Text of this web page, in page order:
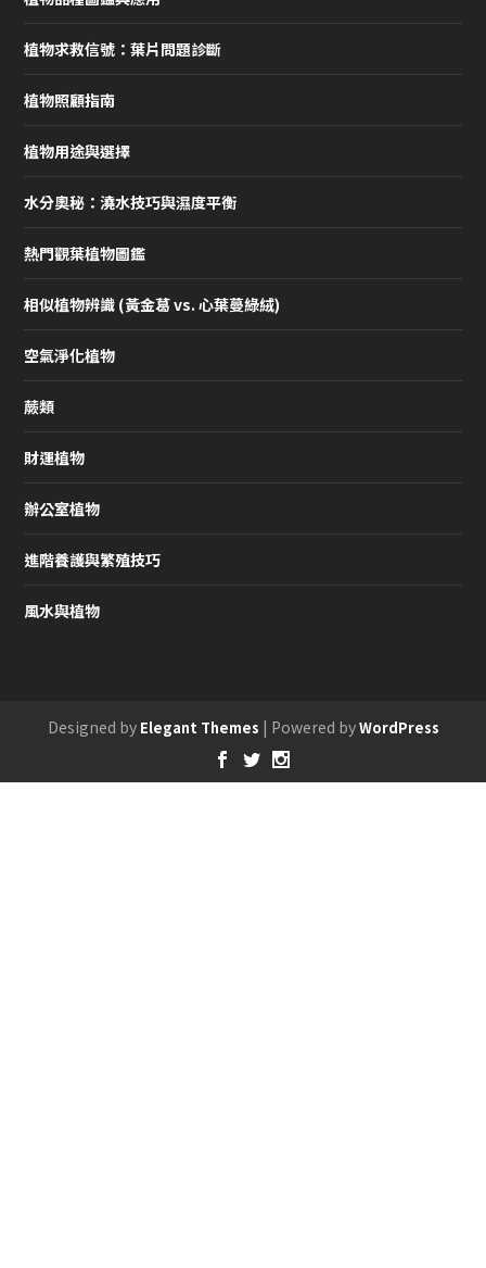
植物求救信號：葉片問題診斷
植物照顧指南
植物用途與選擇
水分奧秘：澆水技巧與濕度平衡
熱門觀葉植物圖鑑
相似植物辨識 (黃金葛 vs. 心葉蔓綠絨)
空氣淨化植物
蕨類
財運植物
辦公室植物
進階養護與繁殖技巧
風水與植物
Designed by Elegant Themes | Powered byWordPress